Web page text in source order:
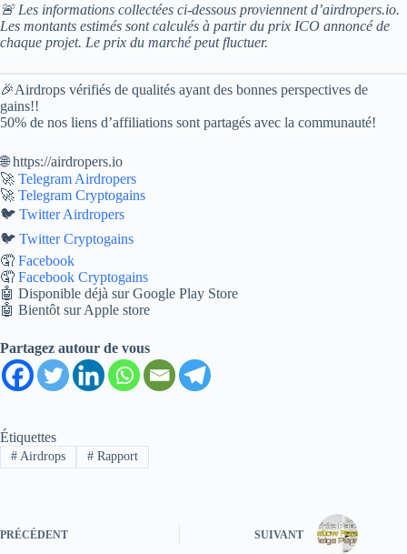
🚨 Les informations collectées ci-dessous proviennent d’airdropers.io.
Les montants estimés sont calculés à partir du prix ICO annoncé de
chaque projet. Le prix du marché peut fluctuer.
🎉Airdrops vérifiés de qualités ayant des bonnes perspectives de
gains!!
50% de nos liens d’affiliations sont partagés avec la communauté!
🌐 https://airdropers.io
🚀 Telegram Airdropers
🚀 Telegram Cryptogains
🐦 Twitter Airdropers
🐦 Twitter Cryptogains
🤦‍ Facebook
🤦‍ Facebook Cryptogains
🤖 Disponible déjà sur Google Play Store
🤖 Bientôt sur Apple store
Partagez autour de vous
Étiquettes
#Airdrops #Rapport
PRÉCÉDENT SUIVANT